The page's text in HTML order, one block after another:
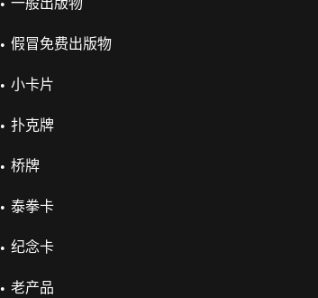
假冒免费出版物
小卡片
扑克牌
桥牌
泰拳卡
纪念卡
老产品